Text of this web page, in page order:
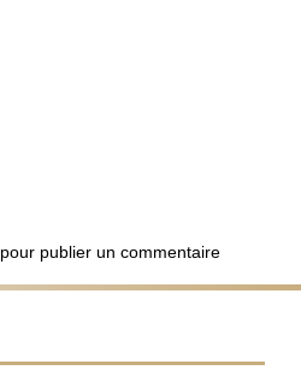
pour publier un commentaire